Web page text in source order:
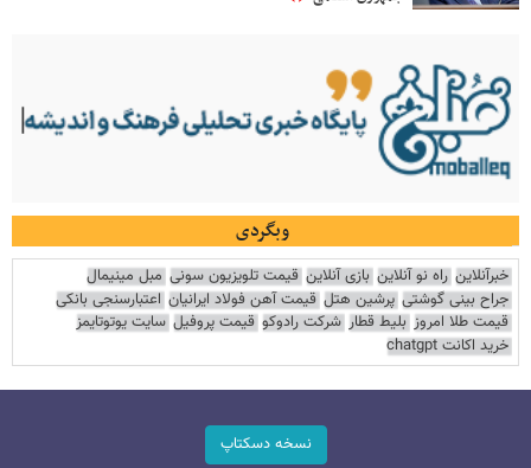
وبگردی
خبرآنلاین راه نو آنلاین بازی آنلاین قیمت تلویزیون سونی مبل مینیمال
جراح بینی گوشتی پرشین هتل قیمت آهن فولاد ایرانیان اعتبارسنجی بانکی
قیمت طلا امروز بلیط قطار شرکت رادوکو قیمت پروفیل سایت یوتوتایمز
خرید اکانت chatgpt
نسخه دسکتاپ